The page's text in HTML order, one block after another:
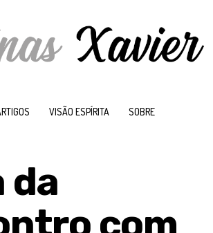
VISÃO ESPÍRITA SOBRE
da